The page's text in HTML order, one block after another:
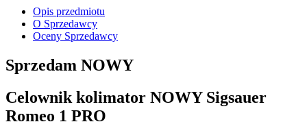
Opis przedmiotu
O Sprzedawcy
Oceny Sprzedawcy
Sprzedam NOWY
Celownik kolimator NOWY Sigsauer
Romeo 1 PRO